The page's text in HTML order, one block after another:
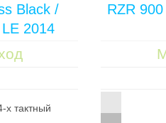
Black /
2014
х тактный
RZR